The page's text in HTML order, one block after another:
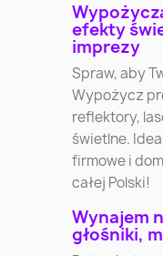
efekty
imprezy
Spraw, aby
Wypożycz
reflektory,
świetlne.
firmowe i
całej Polski!
Wynajem
głośniki,